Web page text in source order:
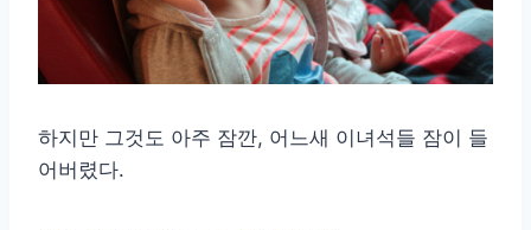
하지만 그것도 아주 잠깐, 어느새 이녀석들 잠이 들
어버렸다.